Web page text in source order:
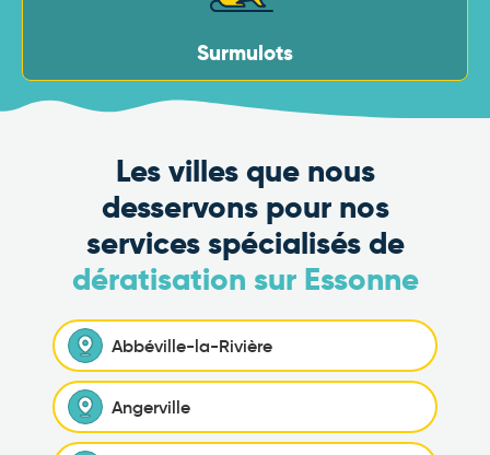
Surmulots
Les villes que nous
desservons pour nos
services spécialisés de
dératisation sur Essonne
Abbéville-la-Rivière
Angerville